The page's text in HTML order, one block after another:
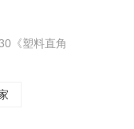
《塑料直角